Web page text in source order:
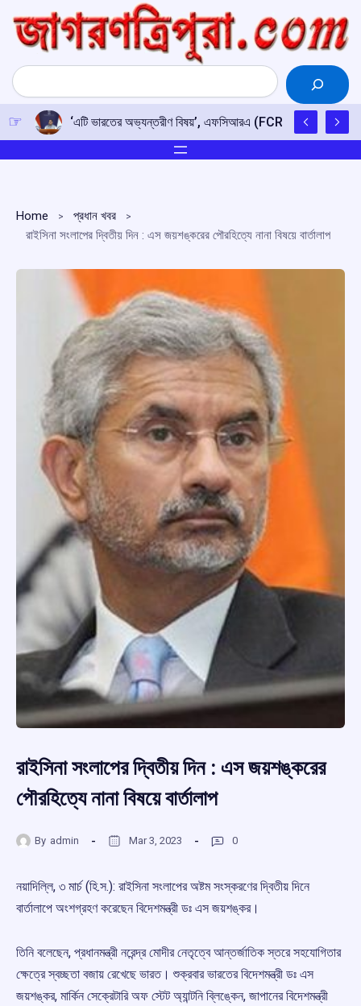
content
Search
‘এটি ভারতের অভ্যন্তরীণ বিষয়’, এফসিআরএ (FCRA) সংশোধনী বিল
Home
প্রধান খবর
রাইসিনা সংলাপের দ্বিতীয় দিন : এস জয়শঙ্করের পৌরহিত্যে নানা বিষয়ে বার্তালাপ
রাইসিনা সংলাপের দ্বিতীয় দিন : এস জয়শঙ্করের
পৌরহিত্যে নানা বিষয়ে বার্তালাপ
By admin Mar 3, 2023 0
নয়াদিল্লি, ৩ মার্চ (হি.স.): রাইসিনা সংলাপের অষ্টম সংস্করণের দ্বিতীয় দিনে
বার্তালাপে অংশগ্রহণ করেছেন বিদেশমন্ত্রী ডঃ এস জয়শঙ্কর।
তিনি বলেছেন, প্রধানমন্ত্রী নরেন্দ্র মোদীর নেতৃত্বে আন্তর্জাতিক স্তরে সহযোগিতার
ক্ষেত্রে স্বচ্ছতা বজায় রেখেছে ভারত। শুক্রবার ভারতের বিদেশমন্ত্রী ডঃ এস
জয়শঙ্কর, মার্কিন সেক্রেটারি অফ স্টেট অ্যান্টনি ব্লিঙ্কেন, জাপানের বিদেশমন্ত্রী